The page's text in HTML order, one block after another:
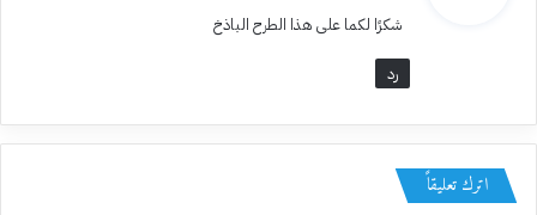
ل
شكرًا لكما على هذا الطرح الباذخ
رد
اترك تعليقاً